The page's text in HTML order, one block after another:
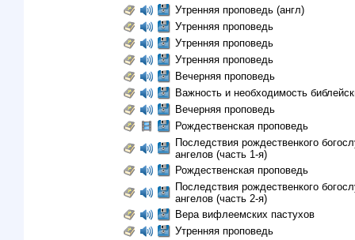
Утренняя проповедь (англ)
Утренняя проповедь
Утренняя проповедь
Утренняя проповедь
Вечерняя проповедь
Важность и необходимость
Вечерняя проповедь
Рождественская проповедь
Последствия рождественкого
ангелов (часть 1-я)
Рождественская проповедь
Последствия рождественкого
ангелов (часть 2-я)
Вера вифлеемских пастухов
Утренняя проповедь